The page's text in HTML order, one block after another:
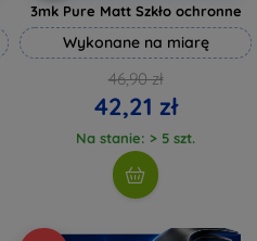
3mk Pure Matt Szkło ochronne
Wykonane na miarę
46,90 zł
42,21 zł
Na stanie: > 5 szt.